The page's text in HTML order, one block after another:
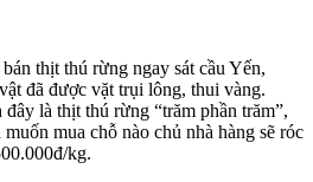
thịt thú rừng ngay sát cầu Yến,
đã được vặt trụi lông, thui vàng.
là thịt thú rừng “trăm phần trăm”,
mua chỗ nào chủ nhà hàng sẽ róc
kg.